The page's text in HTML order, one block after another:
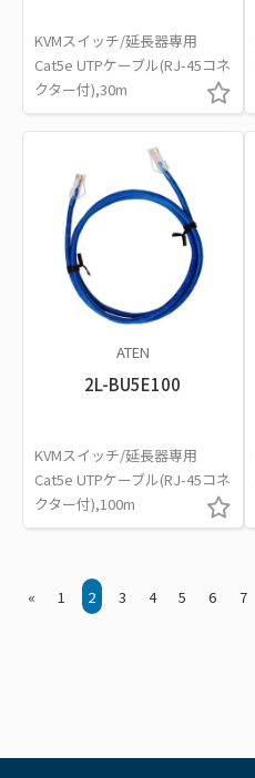
KVMスイッチ/延長器専用
Cat5e UTPケーブル(RJ-45コネ
クター付),30m
ATEN
2L-BU5E100
KVMスイッチ/延長器専用
Cat5e UTPケーブル(RJ-45コネ
クター付),100m
« 1 2 3 4 5 6 7